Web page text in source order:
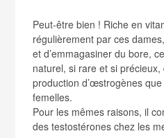
Peut-être bien ! Riche en
régulièrement par ces
et d’emmagasiner du bore,
naturel, si rare et si
production d’œstrogènes
femelles.
Pour les mêmes raisons, il
des testostérones chez les